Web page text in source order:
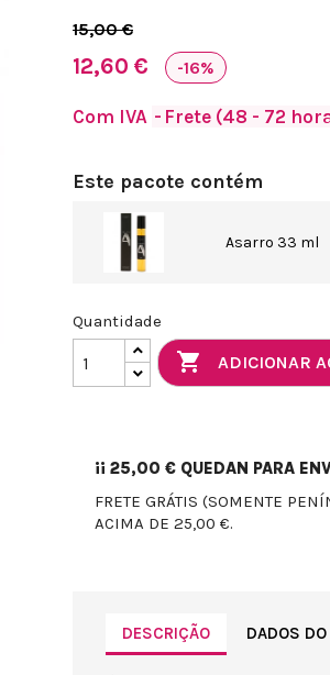
15,00 €
12,60 € -16%
Com IVA Frete (48 - 72
Este pacote contém
Asarro 33 ml
Quantidade
 ADICIONAR
¡¡ 25,00 € QUEDAN PARA
FRETE GRÁTIS (SOMENTE
ACIMA DE 25,00 €.
DESCRIÇÃO DADOS